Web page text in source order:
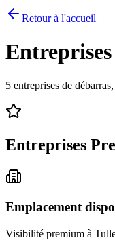
Retour à l'accueil
5 entreprises de
Entreprises
Emplacement
Visibilité premium à